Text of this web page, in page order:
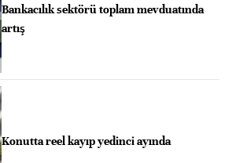
Bankacılık sektörü toplam mevduatında
artış
Konutta reel kayıp yedinci ayında